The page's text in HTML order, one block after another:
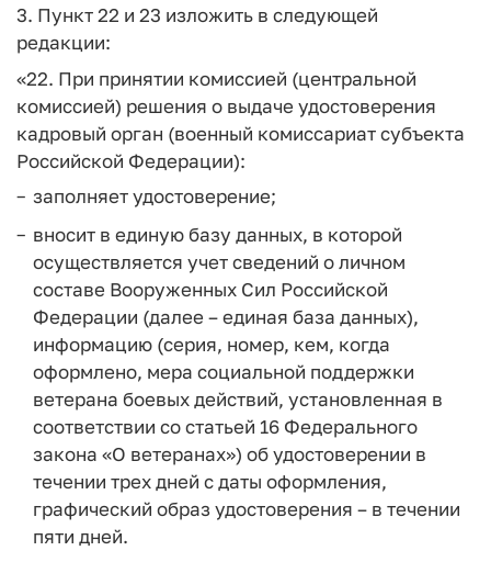
3. Пункт 22 и 23 изложить в следующей
редакции:
«22. При принятии комиссией (центральной
комиссией) решения о выдаче удостоверения
кадровый орган (военный комиссариат субъекта
Российской Федерации):
заполняет удостоверение;
вносит в единую базу данных, в которой
осуществляется учет сведений о личном
составе Вооруженных Сил Российской
Федерации (далее – единая база данных),
информацию (серия, номер, кем, когда
оформлено, мера социальной поддержки
ветерана боевых действий, установленная в
соответствии со статьей 16 Федерального
закона «О ветеранах») об удостоверении в
течении трех дней с даты оформления,
графический образ удостоверения – в течении
пяти дней.